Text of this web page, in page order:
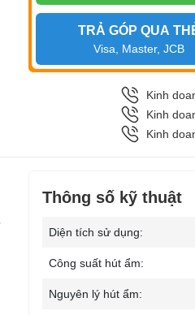
TRẢ GÓP QUA
Visa, Master, JCB
Kinh
Kinh
Kinh
Thông số kỹ thuật
Diện tích sử dụng:
Công suất hút ẩm:
Nguyên lý hút ẩm: